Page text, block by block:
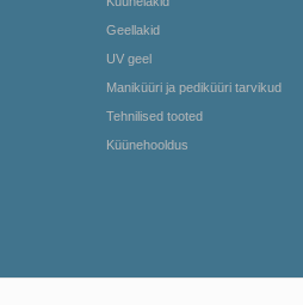
Geellakid
UV geel
Maniküüri ja pediküüri tarvikud
Tehnilised tooted
Küünehooldus